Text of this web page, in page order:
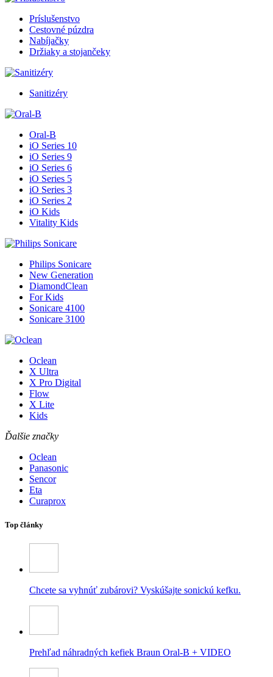
Príslušenstvo
Cestovné púzdra
Nabíjačky
Držiaky a stojančeky
Sanitizéry
Oral-B
iO Series 10
iO Series 9
iO Series 6
iO Series 5
iO Series 3
iO Series 2
iO Kids
Vitality Kids
Philips Sonicare
New Generation
DiamondClean
For Kids
Sonicare 4100
Sonicare 3100
Oclean
X Ultra
X Pro Digital
Flow
X Lite
Kids
Ďalšie značky
Oclean
Panasonic
Sencor
Eta
Curaprox
Top články
Chcete sa vyhnúť zubárovi? Vyskúšajte sonickú kefku.
Prehľad náhradných kefiek Braun Oral-B + VIDEO